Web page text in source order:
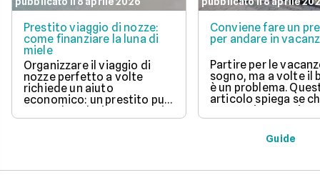
Prestito viaggio di nozze:
come finanziare la luna di
miele
Organizzare il viaggio di
nozze perfetto a volte
richiede un aiuto
economico: un prestito può
essere la soluzione. Scopri
come funziona, quali tipi ci
Conviene fare un
per andare in
Partire per le
sogno, ma a volte il
è un problema.
articolo spiega se
un prestito per
una buona idea,
vantaggi come la
di partire subito e
pagare. Scopri
Guide